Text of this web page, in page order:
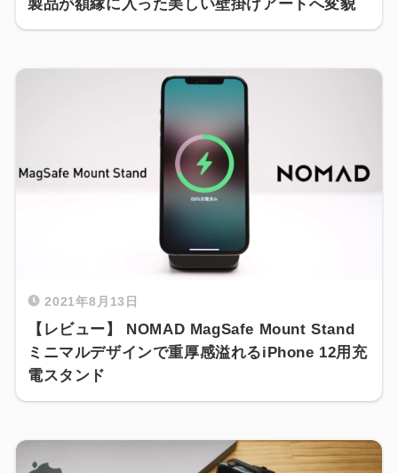
製品が額縁に入った美しい壁掛けアートへ変貌
2021年8月13日
【レビュー】 NOMAD MagSafe Mount Stand
ミニマルデザインで重厚感溢れるiPhone 12用充
電スタンド